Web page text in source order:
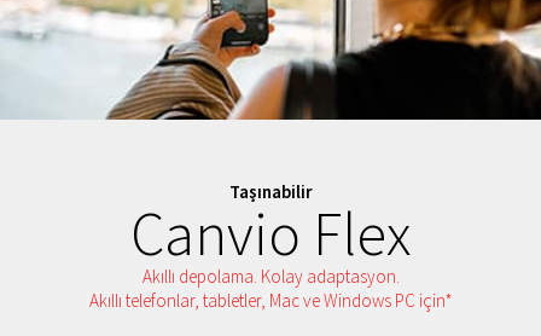
Taşınabilir
Canvio Flex
Akıllı depolama. Kolay adaptasyon.
Akıllı telefonlar, tabletler, Mac ve Windows PC için*